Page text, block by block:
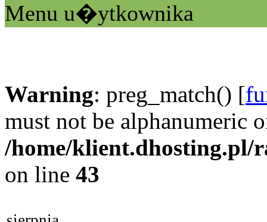
Menu u�ytkownika
Warning: preg_match() [
must not be alphanumeric
/home/klient.dhosting.pl/
on line 43